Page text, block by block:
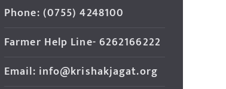
Phone: (0755) 4248100
Farmer Help Line- 6262166222
Email: info@krishakjagat.org